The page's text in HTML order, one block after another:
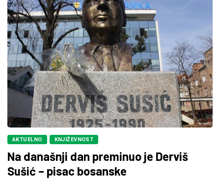
AKTUELNO KNJIŽEVNOST
Na današnji dan preminuo je Derviš
Sušić – pisac bosanske